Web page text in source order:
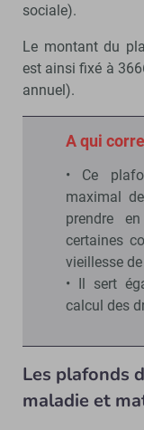
sociale).
Le montant du
est ainsi fixé à
annuel).
A qui
• Ce
maximal
prendre
certaines
vieillesse
• Il sert
calcul des
Les plafonds
maladie et